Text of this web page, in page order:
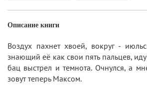
Описание книги
Воздух пахнет хвоей, вокруг -
знающий её как свои пять пальцев,
бац выстрел и темнота. Очнулся, а
зовут теперь Максом.